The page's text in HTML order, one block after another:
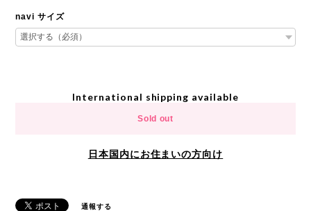
navi サイズ
International shipping available
Sold out
日本国内にお住まいの方向け
通報する